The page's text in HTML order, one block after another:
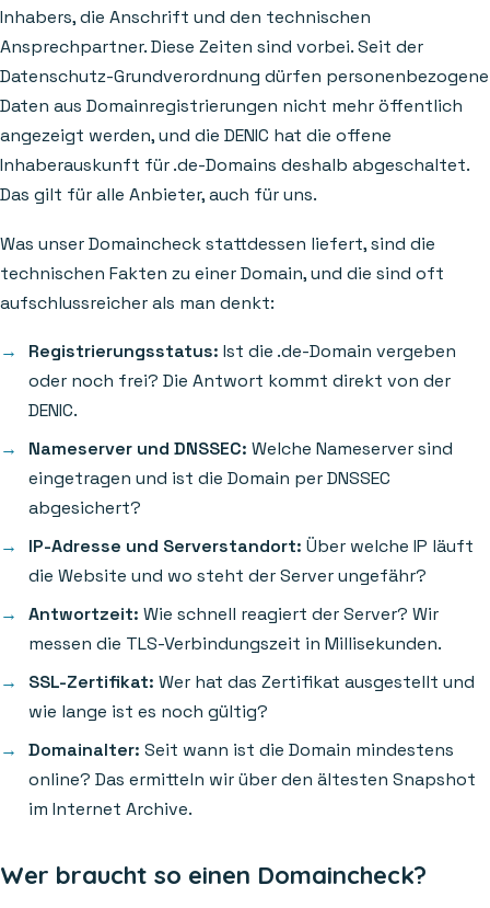
Inhabers, die Anschrift und den technischen
Ansprechpartner. Diese Zeiten sind vorbei. Seit der
Datenschutz-Grundverordnung dürfen personenbezogene
Daten aus Domainregistrierungen nicht mehr öffentlich
angezeigt werden, und die DENIC hat die offene
Inhaberauskunft für .de-Domains deshalb abgeschaltet.
Das gilt für alle Anbieter, auch für uns.
Was unser Domaincheck stattdessen liefert, sind die
technischen Fakten zu einer Domain, und die sind oft
aufschlussreicher als man denkt:
Registrierungsstatus: Ist die .de-Domain vergeben
oder noch frei? Die Antwort kommt direkt von der
DENIC.
Nameserver und DNSSEC: Welche Nameserver sind
eingetragen und ist die Domain per DNSSEC
abgesichert?
IP-Adresse und Serverstandort: Über welche IP läuft
die Website und wo steht der Server ungefähr?
Antwortzeit: Wie schnell reagiert der Server? Wir
messen die TLS-Verbindungszeit in Millisekunden.
SSL-Zertifikat: Wer hat das Zertifikat ausgestellt und
wie lange ist es noch gültig?
Domainalter: Seit wann ist die Domain mindestens
online? Das ermitteln wir über den ältesten Snapshot
im Internet Archive.
Wer braucht so einen Domaincheck?